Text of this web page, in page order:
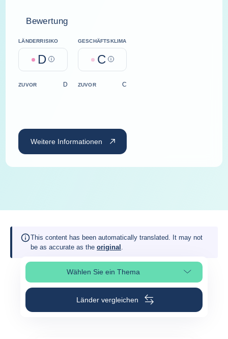
Bewertung
LÄNDERRISIKO
D Help
GESCHÄFTSKLIMA
C Help
ZUVOR D ZUVOR C
Weitere Informationen
This content has been automatically translated. It may not
be as accurate as the original .
Wählen Sie ein ThemaSeitenabschnitt auswählen
Länder vergleichen